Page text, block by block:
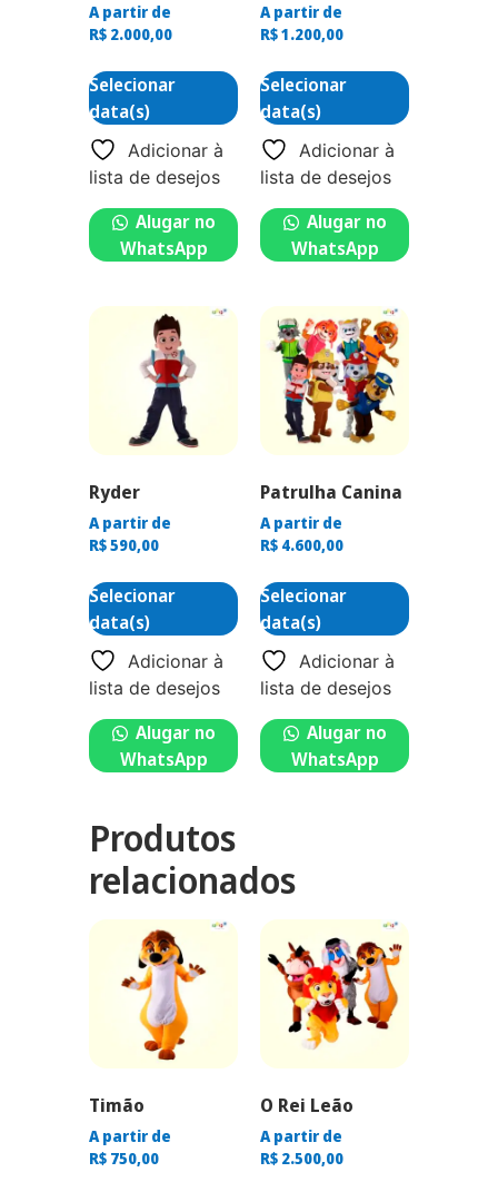
A partir de
R$ 2.000,00
Selecionar
data(s)
Adicionar à
lista de desejos
Alugar no
WhatsApp
A partir de
R$1.200,00
Selecionar
data(s)
Adicionar à
lista de desejos
Alugar no
WhatsApp
Ryder
A partir de
R$590,00
Selecionar
data(s)
Adicionar à
lista de desejos
Alugar no
WhatsApp
Patrulha Canina
A partir de
R$ 4.600,00
Selecionar
data(s)
Adicionar à
lista de desejos
Alugar no
WhatsApp
Produtos
relacionados
Timão
A partir de
R$ 750,00
O Rei Leão
A partir de
R$ 2.500,00